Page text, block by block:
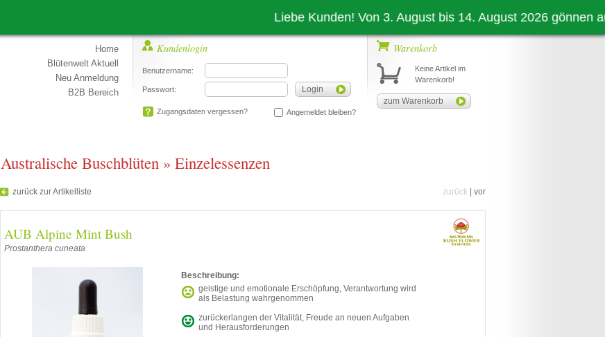
Liebe Kunden! Von 3. August bis 14. August 2026 gönnen auch
Home
Blütenwelt Aktuell
Neu Anmeldung
B2B Bereich
Kundenlogin
Benutzername:
Passwort: Login
Zugangsdaten vergessen? Angemeldet bleiben?
Warenkorb
Keine Artikel im
Warenkorb!
zum Warenkorb
Australische Buschblüten » Einzelessenzen
zurück zur Artikelliste zurück vor
AUB Alpine Mint Bush
Prostanthera cuneata
Beschreibung:
geistige und emotionale Erschöpfung, Verantwortung wird
als Belastung wahrgenommen
zurückerlangen der Vitalität, Freude an neuen Aufgaben
und Herausforderungen